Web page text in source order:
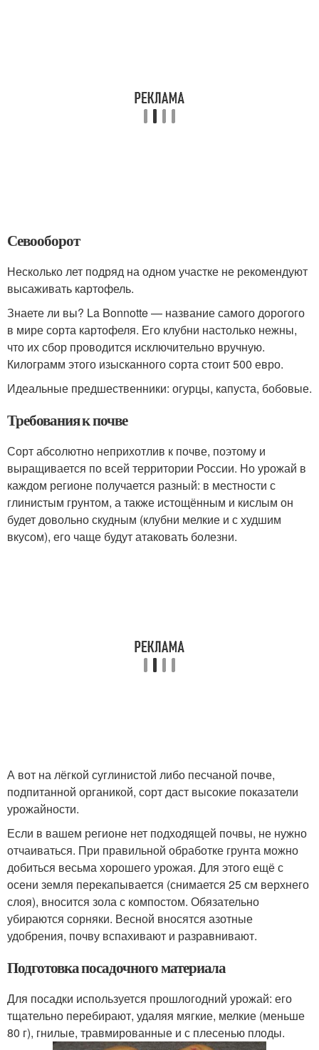
Севооборот
Несколько лет подряд на одном участке не рекомендуют
высаживать картофель.
Знаете ли вы? La Bonnotte — название самого дорогого
в мире сорта картофеля. Его клубни настолько нежны,
что их сбор проводится исключительно вручную.
Килограмм этого изысканного сорта стоит 500 евро.
Идеальные предшественники: огурцы, капуста, бобовые.
Требования к почве
Сорт абсолютно неприхотлив к почве, поэтому и
выращивается по всей территории России. Но урожай в
каждом регионе получается разный: в местности с
глинистым грунтом, а также истощённым и кислым он
будет довольно скудным (клубни мелкие и с худшим
вкусом), его чаще будут атаковать болезни.
А вот на лёгкой суглинистой либо песчаной почве,
подпитанной органикой, сорт даст высокие показатели
урожайности.
Если в вашем регионе нет подходящей почвы, не нужно
отчаиваться. При правильной обработке грунта можно
добиться весьма хорошего урожая. Для этого ещё с
осени земля перекапывается (снимается 25 см верхнего
слоя), вносится зола с компостом. Обязательно
убираются сорняки. Весной вносятся азотные
удобрения, почву вспахивают и разравнивают.
Подготовка посадочного материала
Для посадки используется прошлогодний урожай: его
тщательно перебирают, удаляя мягкие, мелкие (меньше
80 г), гнилые, травмированные и с плесенью плоды.